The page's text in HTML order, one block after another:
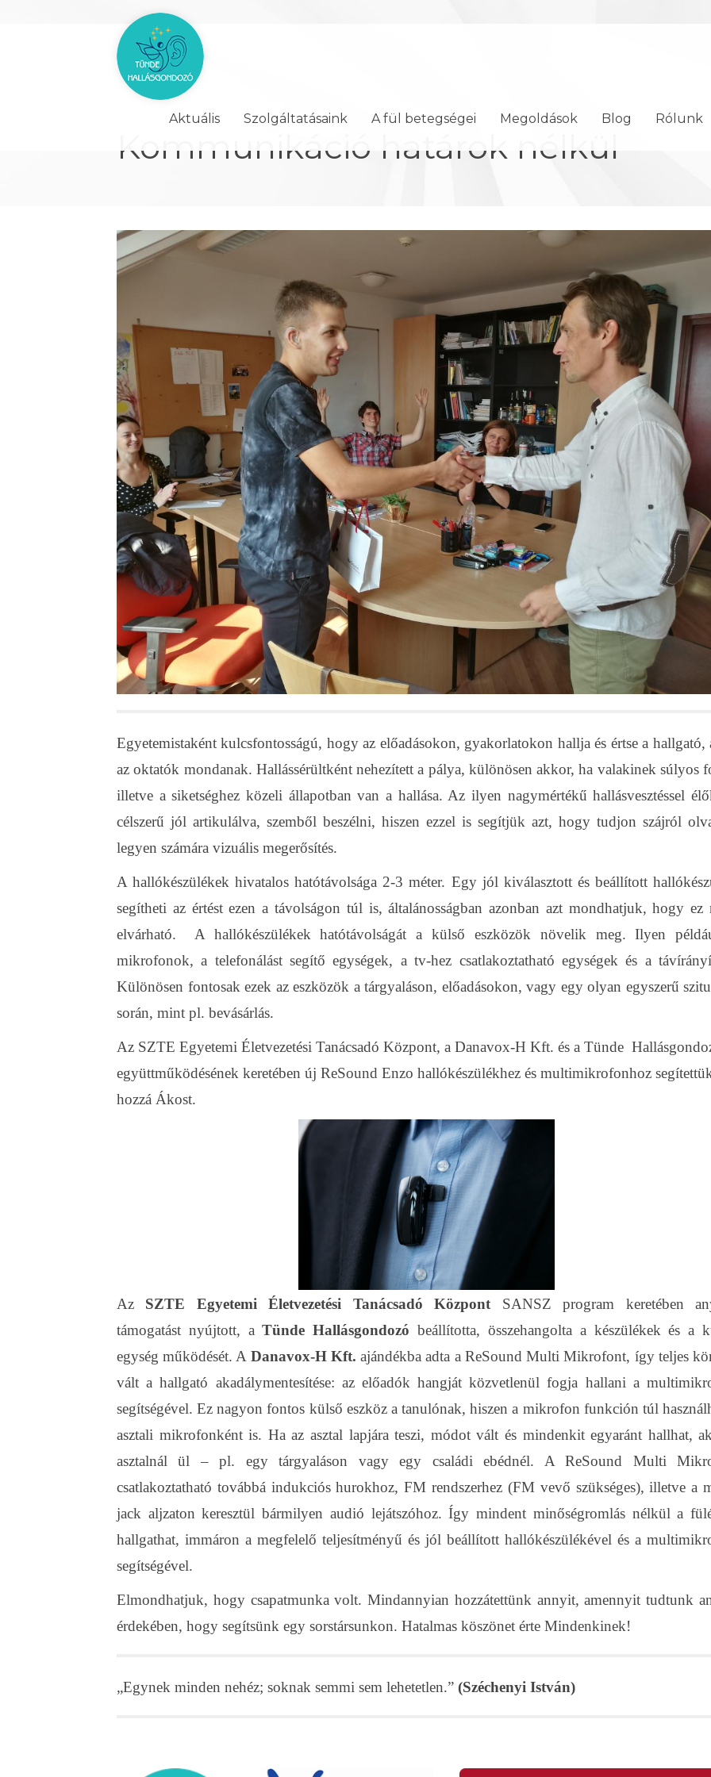
Toggle
Aktuális Szolgáltatásaink A fül betegségei Megoldások Blog Rólunk
Kommunikáció határok nélkül
Egyetemistaként kulcsfontosságú, hogy az előadásokon, gyakorlatokon hallja és értse a hallgató,
az oktatók mondanak. Hallássérültként nehezített a pálya, különösen akkor, ha valakinek súlyos
illetve a siketséghez közeli állapotban van a hallása. Az ilyen nagymértékű hallásvesztéssel
célszerű jól artikulálva, szemből beszélni, hiszen ezzel is segítjük azt, hogy tudjon szájról
legyen számára vizuális megerősítés.
A hallókészülékek hivatalos hatótávolsága 2-3 méter. Egy jól kiválasztott és beállított
segítheti az értést ezen a távolságon túl is, általánosságban azonban azt mondhatjuk, hogy ez
elvárható. A hallókészülékek hatótávolságát a külső eszközök növelik meg. Ilyen
mikrofonok, a telefonálást segítő egységek, a tv-hez csatlakoztatható egységek és a
Különösen fontosak ezek az eszközök a tárgyaláson, előadásokon, vagy egy olyan egyszerű
során, mint pl. bevásárlás.
Az SZTE Egyetemi Életvezetési Tanácsadó Központ, a Danavox-H Kft. és a Tünde
együttműködésének keretében új ReSound Enzo hallókészülékhez és multimikrofonhoz
hozzá Ákost.
Az SZTE Egyetemi Életvezetési Tanácsadó Központ SANSZ program keretében
támogatást nyújtott, aTünde Hallásgondozó beállította, összehangolta a készülékek és a
egység működését. A Danavox-H Kft. ajándékba adta a ReSound Multi Mikrofont, így teljes
vált a hallgató akadálymentesítése: az előadók hangját közvetlenül fogja hallani a
segítségével. Ez nagyon fontos külső eszköz a tanulónak, hiszen a mikrofon funkción túl
asztali mikrofonként is. Ha az asztal lapjára teszi, módot vált és mindenkit egyaránt hallhat,
asztalnál ül – pl. egy tárgyaláson vagy egy családi ebédnél. A ReSound Multi
csatlakoztatható továbbá indukciós hurokhoz, FM rendszerhez (FM vevő szükséges), illetve a
jack aljzaton keresztül bármilyen audió lejátszóhoz. Így mindent minőségromlás nélkül a
hallgathat, immáron a megfelelő teljesítményű és jól beállított hallókészülékével és a
segítségével.
Elmondhatjuk, hogy csapatmunka volt. Mindannyian hozzátettünk annyit, amennyit tudtunk
érdekében, hogy segítsünk egy sorstársunkon. Hatalmas köszönet érte Mindenkinek!
„Egynek minden nehéz; soknak semmi sem lehetetlen.” (Széchenyi István)